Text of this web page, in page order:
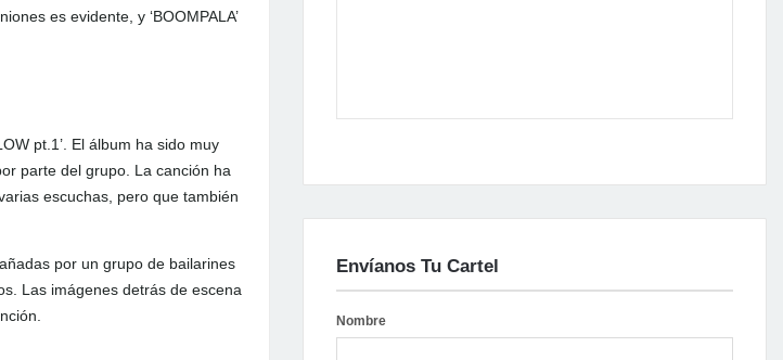
es evidente, y ‘BOOMPALA’
pt.1’. El álbum ha sido muy
parte del grupo. La canción ha
escuchas, pero que también
por un grupo de bailarines
Las imágenes detrás de escena
Envíanos Tu Cartel
Nombre